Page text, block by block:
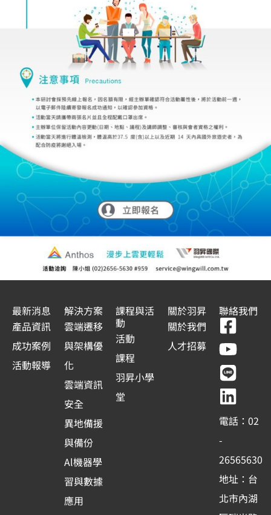
最新消息
產品資訊
成功案例
活動報導
解決方案
雲端遷移
與架構優
化
雲端資訊
安全
異地備援
與備份
Al機器學
習與數據
應用
課程與活
動
活動
課程
羽昇小學
堂
關於羽昇
關於我們
人才招募
聯絡我們
F
a
c
e
b
o
o
k
-
s
q
Y
o
u
t
u
b
e
L
i
n
e
L
i
n
k
e
d
i
n
電話：02
-
26565630
地址：台
北市內湖